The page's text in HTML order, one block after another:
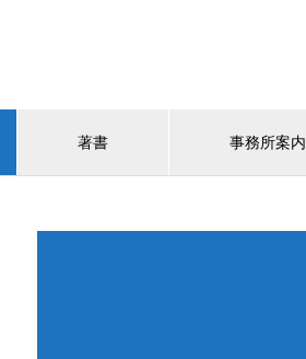
著書 事務所案内